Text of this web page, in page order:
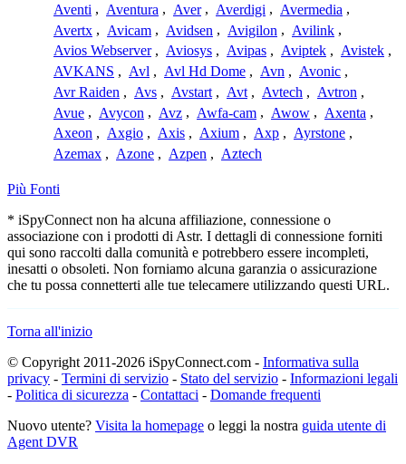
Aventi , Aventura , Aver , Averdigi , Avermedia ,
Avertx , Avicam , Avidsen , Avigilon , Avilink ,
Avios Webserver , Aviosys , Avipas , Aviptek , Avistek ,
AVKANS , Avl , Avl Hd Dome , Avn , Avonic ,
Avr Raiden , Avs , Avstart , Avt , Avtech , Avtron ,
Avue , Avycon , Avz , Awfa-cam , Awow , Axenta ,
Axeon , Axgio , Axis , Axium , Axp , Ayrstone ,
Azemax , Azone , Azpen , Aztech
Più Fonti
* iSpyConnect non ha alcuna affiliazione, connessione o
associazione con i prodotti di Astr. I dettagli di connessione forniti
qui sono raccolti dalla comunità e potrebbero essere incompleti,
inesatti o obsoleti. Non forniamo alcuna garanzia o assicurazione
che tu possa connetterti alle tue telecamere utilizzando questi URL.
Torna all'inizio
© Copyright 2011-2026 iSpyConnect.com - Informativa sulla
privacy - Termini di servizio - Stato del servizio - Informazioni legali
- Politica di sicurezza - Contattaci - Domande frequenti
Nuovo utente? Visita la homepage o leggi la nostra guida utente di
Agent DVR